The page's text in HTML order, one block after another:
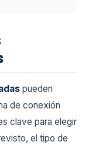
pueden
de conexión
clave para elegir
el tipo de